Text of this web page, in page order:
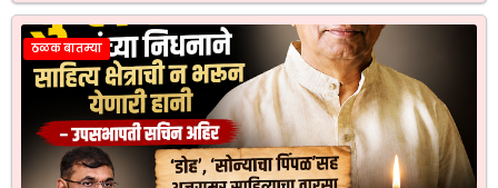
ठळक बातम्या